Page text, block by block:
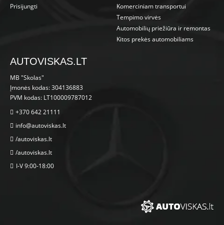
Prisijungti
Komerciniam transportui
Tempimo virvės
Automobilių priežiūra ir remontas
Kitos prekės automobiliams
AUTOVISKAS.LT
MB "Skolas"
Įmonės kodas: 304136883
PVM kodas: LT100009787012
+370 642 21111
info@autoviskas.lt
/autoviskas.lt
/autoviskas.lt
I-V 9:00-18:00